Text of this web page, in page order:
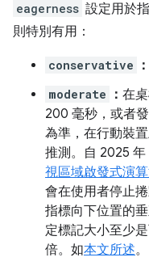
eagerness 設定用於
則特別有用：
conservative ：
moderate ： 在
200 毫秒，或者
為準，在行動裝
推測。自 2025
視區域啟發式演
會在使用者停止
指標向下位置的
定標記大小至少
倍。如本文所述。